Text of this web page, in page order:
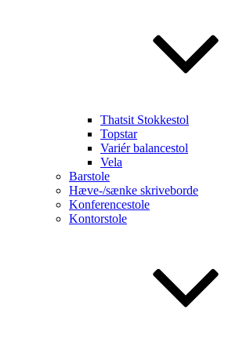
Thatsit Stokkestol
Topstar
Variér balancestol
Vela
Barstole
Hæve-/sænke skriveborde
Konferencestole
Kontorstole